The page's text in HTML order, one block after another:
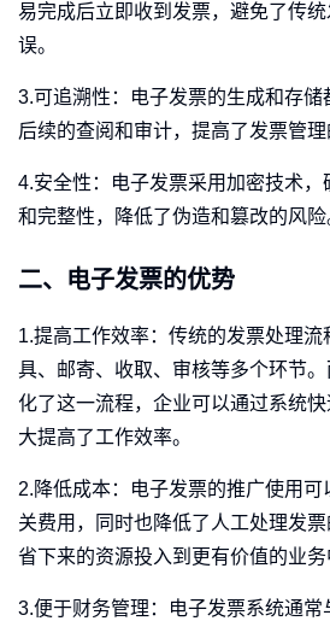
易完成后立即收到发票，避免了传
误。
3.可追溯性：电子发票的生成和存
后续的查阅和审计，提高了发票管理
4.安全性：电子发票采用加密技术，
和完整性，降低了伪造和篡改的风险
二、电子发票的优势
1.提高工作效率：传统的发票处理
具、邮寄、收取、审核等多个环节
化了这一流程，企业可以通过系统
大提高了工作效率。
2.降低成本：电子发票的推广使用可
关费用，同时也降低了人工处理发
省下来的资源投入到更有价值的业务
3.便于财务管理：电子发票系统通常